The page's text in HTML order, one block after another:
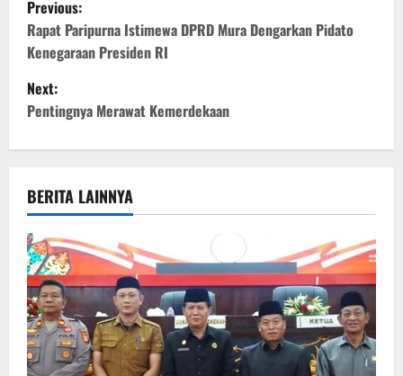
o
s
t
n
a
v
i
g
a
Previous:
Rapat Paripurna Istimewa DPRD Mura Dengarkan Pidato
Kenegaraan Presiden RI
Next:
Pentingnya Merawat Kemerdekaan
BERITA LAINNYA